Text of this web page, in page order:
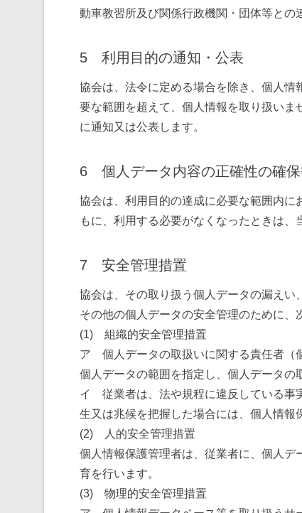
動車教習所及び関係行政機関・団体等との
5 利用目的の通知・公表
協会は、法令に定める場合を除き、個人
要な範囲を超えて、個人情報を取り扱いま
に通知又は公表します。
6 個人データ内容の正確性の確
協会は、利用目的の達成に必要な範囲内に
もに、利用する必要がなくなったときは、
7 安全管理措置
協会は、その取り扱う個人データの漏え
その他の個人データの安全管理のために、
(1) 組織的安全管理措置
ア 個人データの取扱いに関する責任者（
個人データの範囲を指定し、個人データの
イ 従業者は、法や規程に違反している事
生又は兆候を把握した場合には、個人情報
(2) 人的安全管理措置
個人情報保護管理者は、従業者に、個人
育を行います。
(3) 物理的安全管理措置